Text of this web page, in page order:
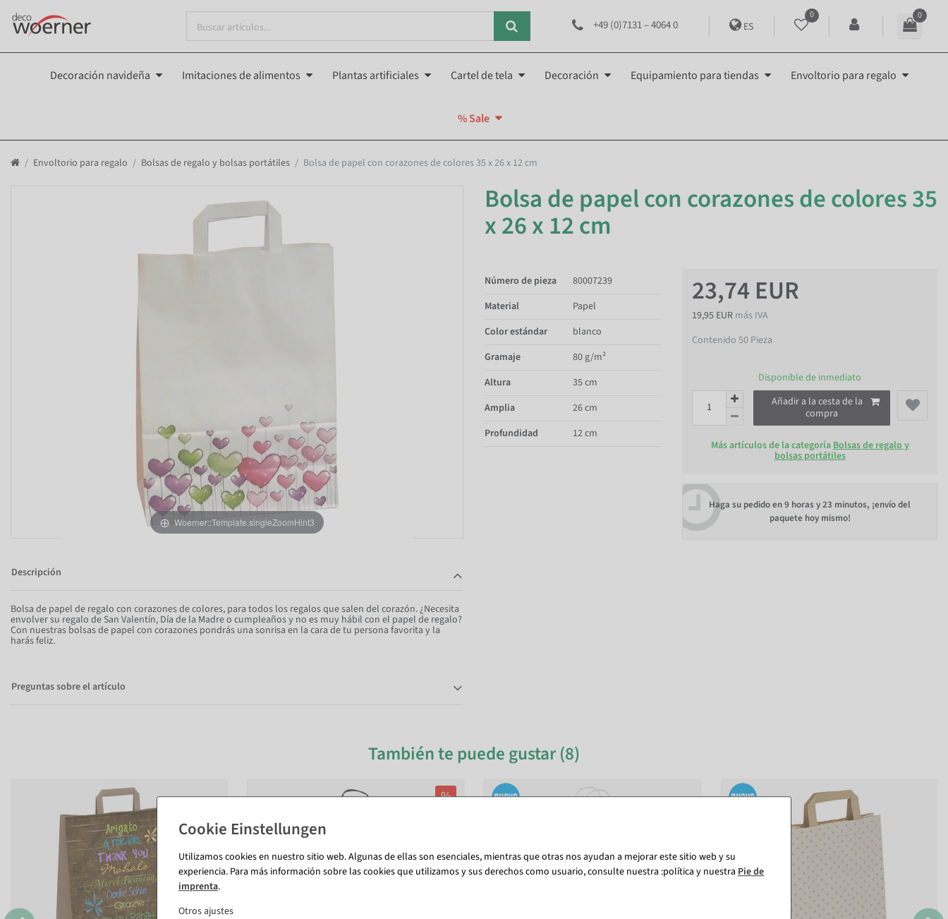
+49 (0)7131 – 4064 0 ES
0 0
Decoración navideña Imitaciones de alimentos Plantas artificiales Cartel de tela Decoración Equipamiento para tiendas Envoltorio para regalo
% Sale
Envoltorio para regalo Bolsas de regalo y bolsas portátiles Bolsa de papel con corazones de colores 35 x 26 x 12 cm
Woerner::Template.singleZoomHint3
Bolsa de papel con corazones de colores 35
x 26 x 12 cm
23,74 EUR
19,95 EUR más IVA
Contenido 50 Pieza
Disponible de inmediato
Añadir a la cesta de la
compra
Más artículos de la categoría Bolsas de regalo y
bolsas portátiles
Haga su pedido en9 horas y 23 minutos, ¡envío del
paquete hoy mismo!
Número de pieza
80007239
Material
Papel
Color estándar
blanco
Gramaje
80 g/m²
Altura
35 cm
Amplia
26 cm
Profundidad
12 cm
Descripción
Bolsa de papel de regalo con corazones de colores, para todos los regalos que salen del corazón. ¿Necesita
envolver su regalo de San Valentín, Día de la Madre o cumpleaños y no es muy hábil con el papel de regalo?
Con nuestras bolsas de papel con corazones pondrás una sonrisa en la cara de tu persona favorita y la
harás feliz.
Preguntas sobre el artículo
También te puede gustar (8)
%
Utilizamos cookies en nuestro sitio web. Algunas de ellas son esenciales, mientras que otras nos ayudan a mejorar este sitio web y su
experiencia. Para más información sobre las cookies que utilizamos y sus derechos como usuario, consulte nuestra :política y nuestra Pie de
imprenta.
Otros ajustes